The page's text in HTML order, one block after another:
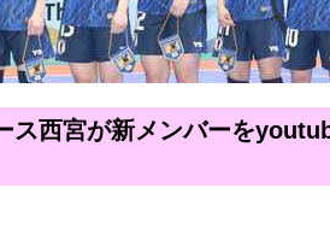
ス西宮が新メンバーを